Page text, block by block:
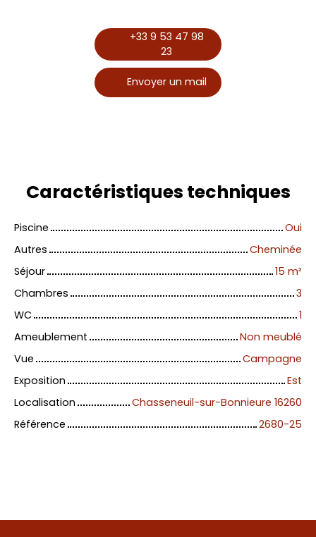
+33 9 53 47 98
23
Envoyer un mail
Caractéristiques techniques
Piscine
Oui
Autres
Cheminée
Séjour
15 m²
Chambres
3
WC
1
Ameublement
Non meublé
Vue
Campagne
Exposition
Est
Localisation
Chasseneuil-sur-Bonnieure 16260
Référence
2680-25